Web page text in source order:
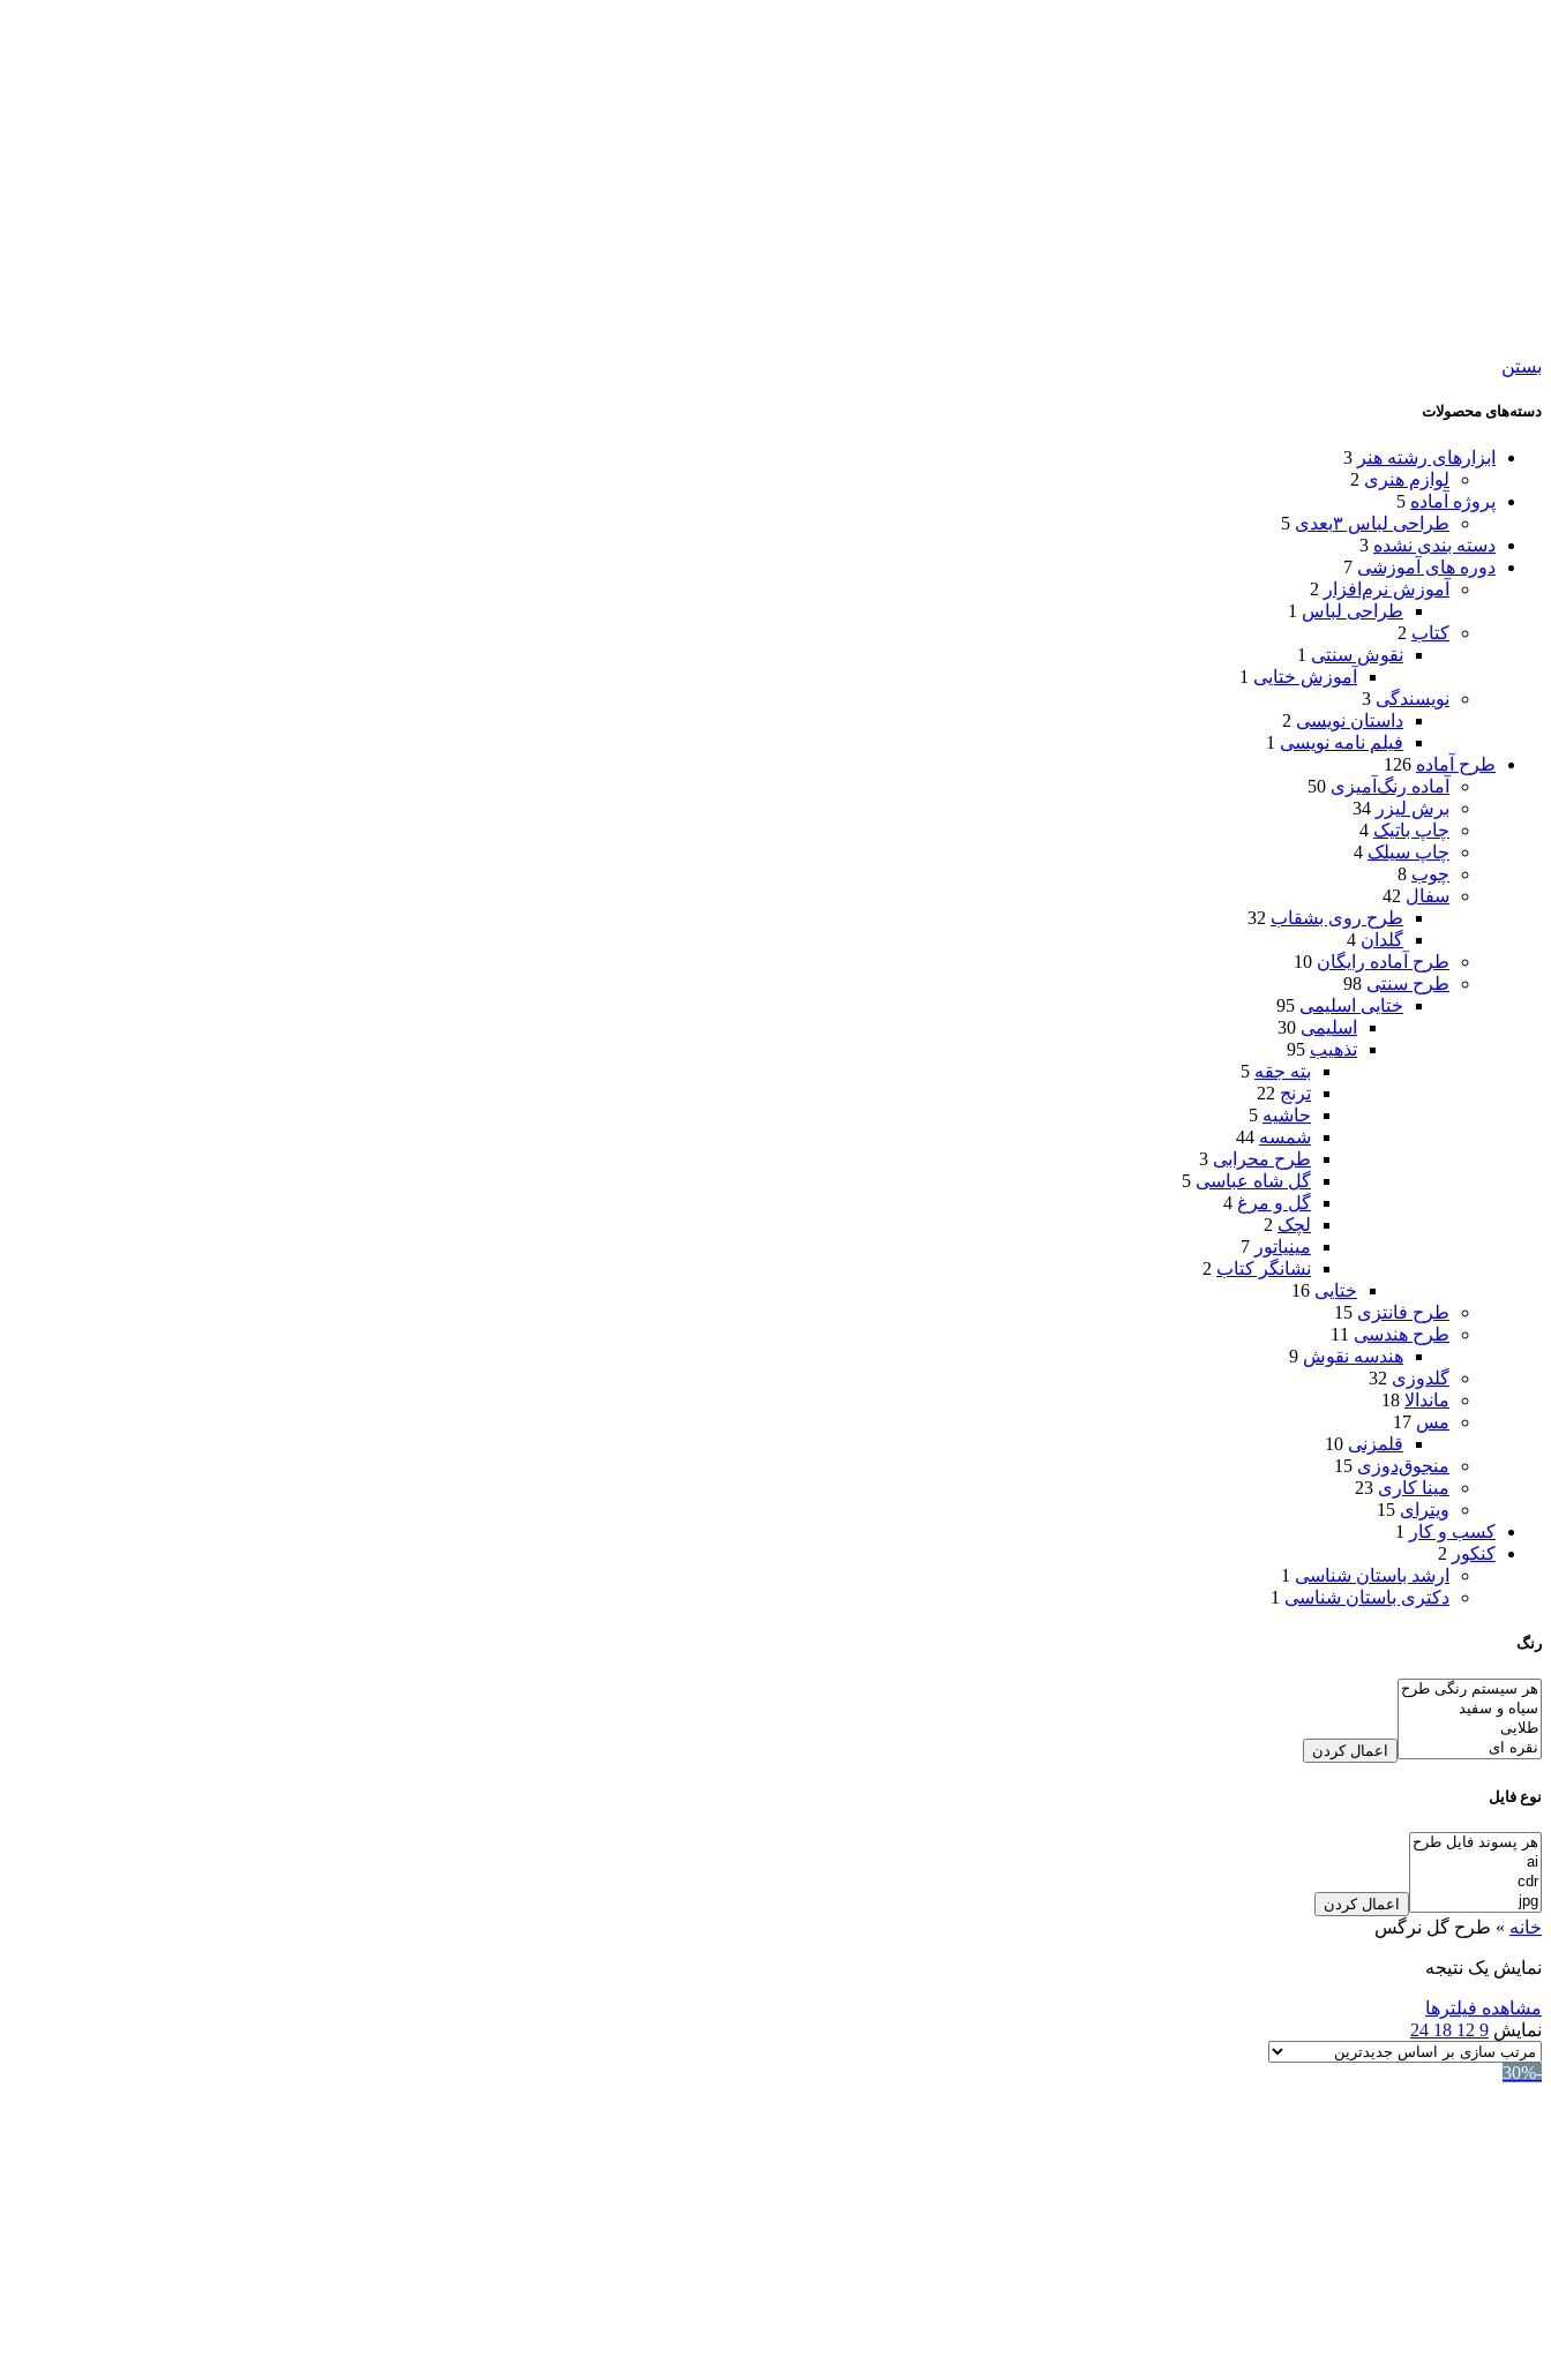
بستن
دسته‌های محصولات
ابزارهای رشته هنر 3
لوازم هنری 2
پروژه آماده 5
طراحی لباس ۳بعدی
5
دسته بندی نشده 3
دوره های آموزشی 7
آموزش نرم‌افزار 2
طراحی لباس 1
کتاب 2
نقوش سنتی 1
آموزش ختایی 1
نویسندگی 3
داستان نویسی 2
فیلم نامه نویسی 1
طرح آماده 126
آماده رنگ‌آمیزی 50
برش لیزر 34
چاپ باتیک 4
چاپ سیلک 4
چوب 8
سفال 42
طرح روی بشقاب 32
گلدان 4
طرح آماده رایگان 10
طرح سنتی 98
ختایی اسلیمی 95
اسلیمی 30
تذهیب 95
بته جقه 5
ترنج 22
حاشیه 5
شمسه 44
طرح محرابی 3
گل شاه عباسی 5
گل و مرغ 4
لچک 2
مینیاتور 7
نشانگر کتاب 2
ختایی 16
طرح فانتزی 15
طرح هندسی 11
هندسه نقوش 9
گلدوزی 32
ماندالا 18
مس 17
قلمزنی 10
منجوق‌دوزی 15
مینا کاری 23
ویترای 15
کسب و کار
1
کنکور 2
ارشد باستان شناسی 1
دکتری باستان شناسی 1
رنگ
اعمال کردن
نوع فایل
اعمال کردن
خانه » طرح گل نرگس
نمایش یک نتیجه
مشاهده فیلترها
نمایش 9
12
18
24
-30%